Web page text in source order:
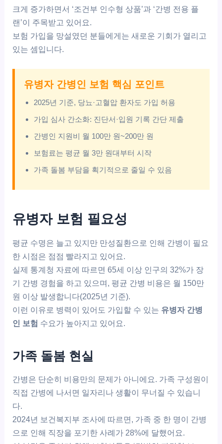
크게 증가하면서 ‘조건부 인수형 상품’과 ‘간병 전용 플
랜’이 주목받고 있어요.
보험 가입을 망설였던 분들에게는 새로운 기회가 열리고
있는 셈입니다.
유병자 간병인 보험 핵심 포인트
2025년 기준, 당뇨·고혈압 환자도 가입 허용
가입 심사 간소화: 진단서·입원 기록 간단 제출
간병인 지원비 월 100만 원~200만 원
보험료는 평균 월 3만 원대부터 시작
가족 돌봄 부담을 획기적으로 줄일 수 있음
유병자 보험 필요성
평균 수명은 늘고 있지만 만성질환으로 인해 간병이 필요
한 시점은 점점 빨라지고 있어요.
실제 통계청 자료에 따르면 65세 이상 인구의 32%가 장
기 간병 경험을 하고 있으며, 평균 간병 비용은 월 150만
원 이상 발생합니다(2025년 기준).
이런 이유로 병력이 있어도 가입할 수 있는 유병자 간병
인 보험 수요가 높아지고 있어요.
가족 돌봄 현실
간병은 단순히 비용만의 문제가 아니에요. 가족 구성원이
직접 간병에 나서면 일자리나 생활이 무너질 수 있습니
다.
2024년 보건복지부 조사에 따르면, 가족 중 한 명이 간병
으로 인해 직장을 포기한 사례가 28%에 달했어요.